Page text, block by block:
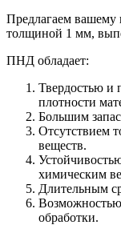
Предлагаем вашему
толщиной 1 мм,
ПНД обладает:
Твердостью и
плотности
Большим
Отсутствием
веществ.
химическим
Длительным
обработки.